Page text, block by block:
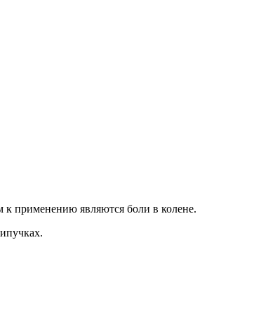
к применению являются боли в колене.